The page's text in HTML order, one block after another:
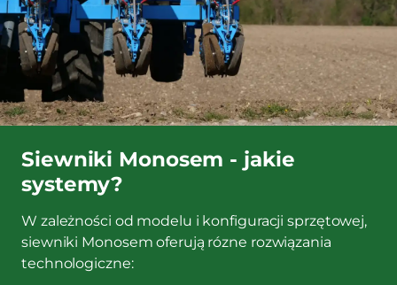
Siewniki Monosem - jakie
systemy?
W zależności od modelu i konfiguracji sprzętowej,
siewniki Monosem oferują rózne rozwiązania
technologiczne: